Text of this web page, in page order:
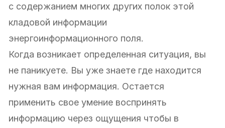
с содержанием многих других полок этой
кладовой информации
энергоинформационного поля.
Когда возникает определенная ситуация, вы
не паникуете. Вы уже знаете где находится
нужная вам информация. Остается
применить свое умение воспринять
информацию через ощущения чтобы в